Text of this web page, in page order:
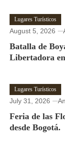
Lugares Turísticos
August 5, 2026
Batalla de
Libertadora
Lugares Turísticos
July 31, 2026
Feria de las
desde Bogotá.